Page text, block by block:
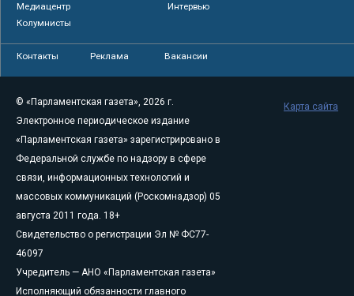
Медиацентр
Интервью
Колумнисты
Контакты Реклама Вакансии
© «Парламентская газета», 2026 г.
Электронное периодическое издание
«Парламентская газета» зарегистрировано в
Федеральной службе по надзору в сфере
связи, информационных технологий и
массовых коммуникаций (Роскомнадзор) 05
августа 2011 года. 18+
Свидетельство о регистрации Эл № ФС77-
46097
Учредитель — АНО «Парламентская газета»
Исполняющий обязанности главного
Карта сайта